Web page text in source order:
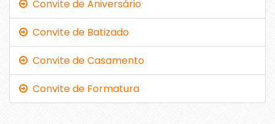
Convite de Aniversário
Convite de Batizado
Convite de Casamento
Convite de Formatura